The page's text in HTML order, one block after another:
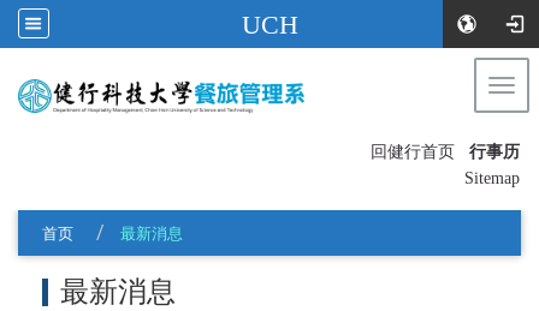
UCH
回健行首页
行事历
Sitemap
首页 最新消息
最新消息